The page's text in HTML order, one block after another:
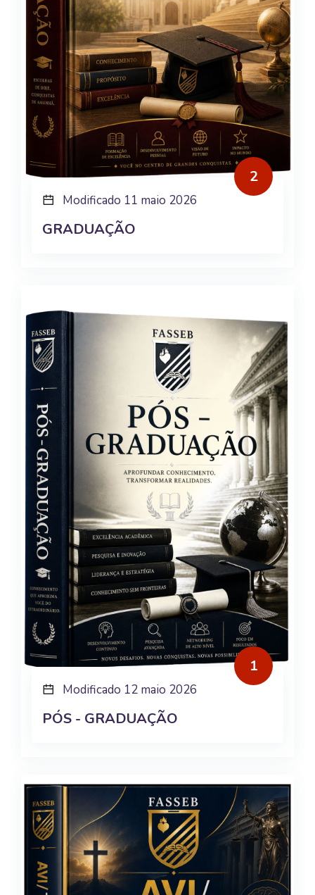
Modificado 11 maio 2026
GRADUAÇÃO
2
Modificado 12 maio 2026
PÓS - GRADUAÇÃO
1